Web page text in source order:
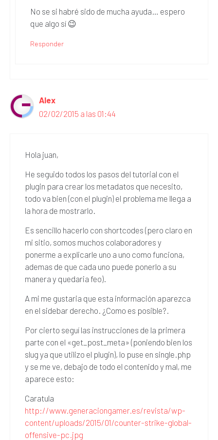
No se si habré sido de mucha ayuda… espero
que algo sí 😉
Responder
Alex
02/02/2015 a las 01:44
Hola juan,
He seguido todos los pasos del tutorial con el
plugin para crear los metadatos que necesito,
todo va bien (con el plugin) el problema me llega a
la hora de mostrarlo.
Es sencillo hacerlo con shortcodes (pero claro en
mi sitio, somos muchos colaboradores y
ponerme a explicarle uno a uno como funciona,
ademas de que cada uno puede ponerlo a su
manera y quedaria feo).
A mi me gustaria que esta información aparezca
en el sidebar derecho. ¿Como es posible?.
Por cierto seguí las instrucciones de la primera
parte con el «get_post_meta» (poniendo bien los
slug ya que utilizo el plugin), lo puse en single.php
y se me ve, debajo de todo el contenido y mal, me
aparece esto:
Caratula
http://www.generaciongamer.es/revista/wp-
content/uploads/2015/01/counter-strike-global-
offensive-pc.jpg